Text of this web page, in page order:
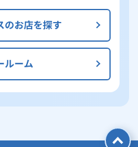
のお店を探す
ルーム